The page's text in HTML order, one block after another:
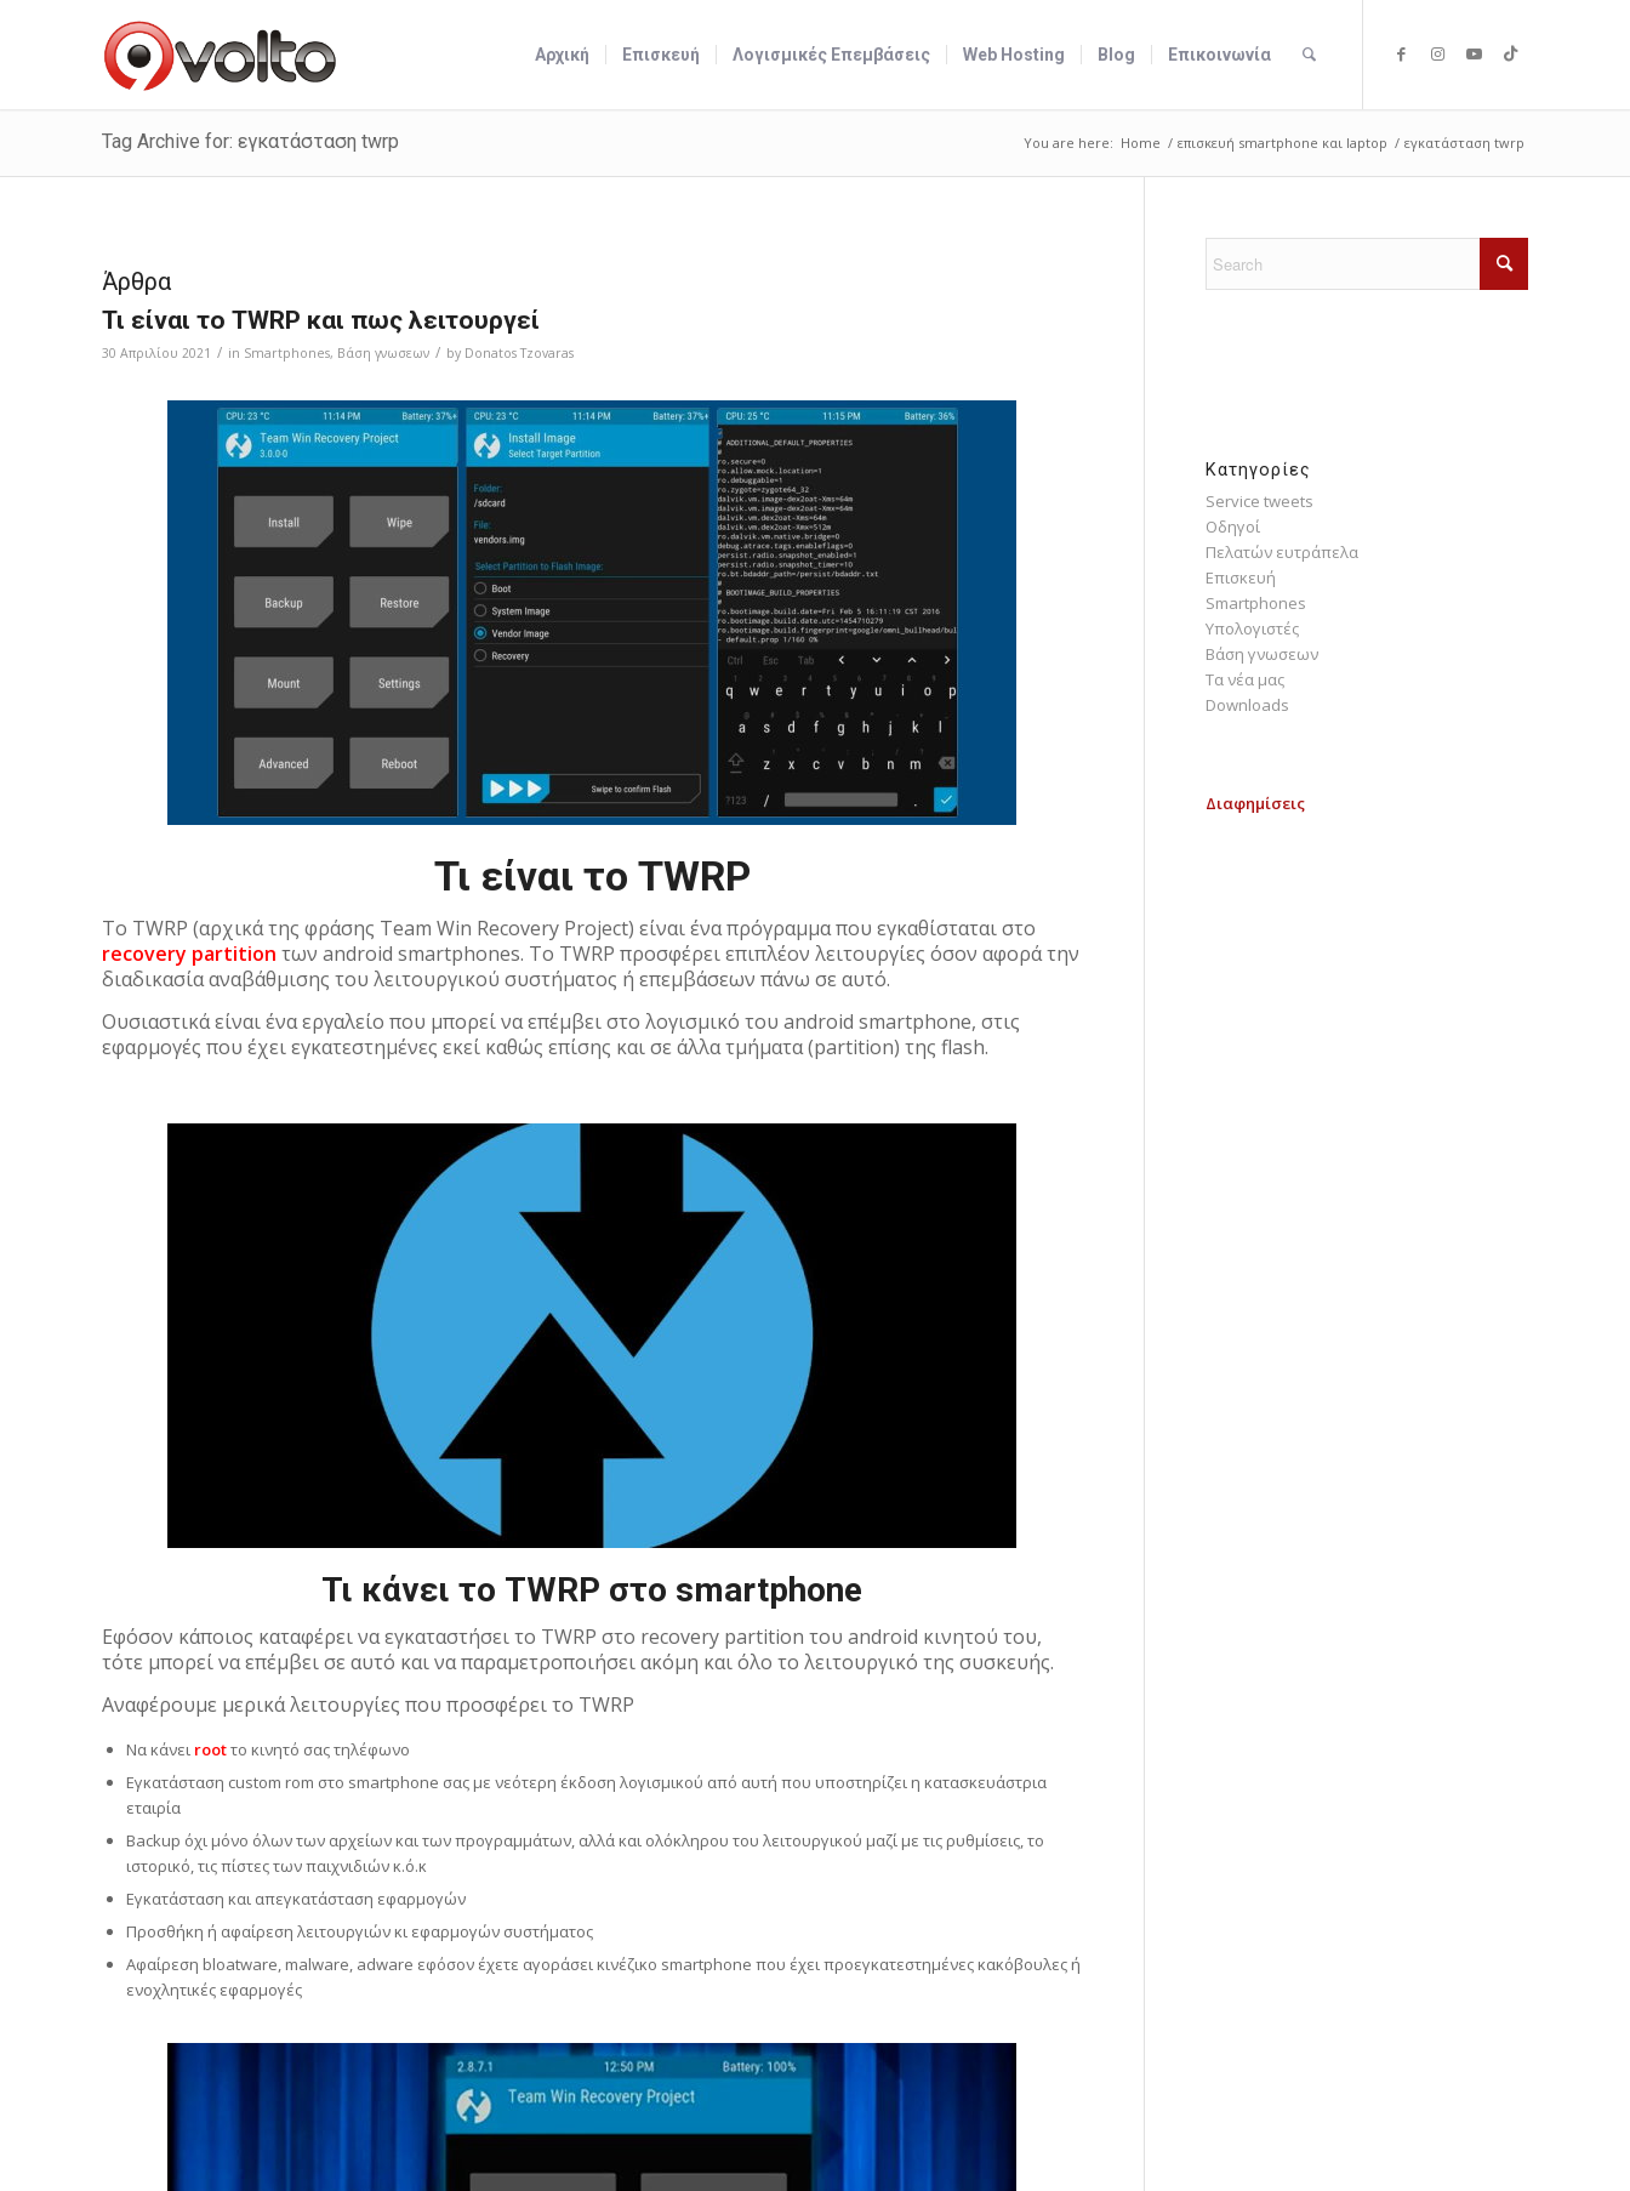
Αρχική Επισκευή Λογισμικές Επεμβάσεις Web Hosting Blog Επικοινωνία
Tag Archive for: εγκατάσταση twrp You are here: Home / επισκευή smartphone και laptop / εγκατάσταση twrp
Άρθρα
Τι είναι το TWRP και πως λειτουργεί
30 Απριλίου 2021 / in Smartphones, Bάση γνωσεων / by Donatos Tzovaras
Τι είναι το TWRP
To TWRP (αρχικά της φράσης Team Win Recovery Project) είναι ένα πρόγραμμα που εγκαθίσταται στo
recovery partition των android smartphones. Το TWRP προσφέρει επιπλέον λειτουργίες όσον αφορά την
διαδικασία αναβάθμισης του λειτουργικού συστήματος ή επεμβάσεων πάνω σε αυτό.
Ουσιαστικά είναι ένα εργαλείο που μπορεί να επέμβει στο λογισμικό του android smartphone, στις
εφαρμογές που έχει εγκατεστημένες εκεί καθώς επίσης και σε άλλα τμήματα (partition) της flash.
Τι κάνει το TWRP στο smartphone
Εφόσον κάποιος καταφέρει να εγκαταστήσει το TWRP στο recovery partition του android κινητού του,
τότε μπορεί να επέμβει σε αυτό και να παραμετροποιήσει ακόμη και όλο το λειτουργικό της συσκευής.
Αναφέρουμε μερικά λειτουργίες που προσφέρει το TWRP
Να κάνει rootτο κινητό σας τηλέφωνο
Εγκατάσταση custom rom στο smartphone σας με νεότερη έκδοση λογισμικού από αυτή που υποστηρίζει η κατασκευάστρια
εταιρία
Backup όχι μόνο όλων των αρχείων και των προγραμμάτων, αλλά και ολόκληρου του λειτουργικού μαζί με τις ρυθμίσεις, το
ιστορικό, τις πίστες των παιχνιδιών κ.ό.κ
Εγκατάσταση και απεγκατάσταση εφαρμογών
Προσθήκη ή αφαίρεση λειτουργιών κι εφαρμογών συστήματος
Αφαίρεση bloatware, malware, adware εφόσον έχετε αγοράσει κινέζικο smartphone που έχει προεγκατεστημένες κακόβουλες ή
ενοχλητικές εφαρμογές
Kατηγορίες
Service tweets
Οδηγοί
Πελατών ευτράπελα
Επισκευή
Smartphones
Υπολογιστές
Bάση γνωσεων
Τα νέα μας
Downloads
Διαφημίσεις